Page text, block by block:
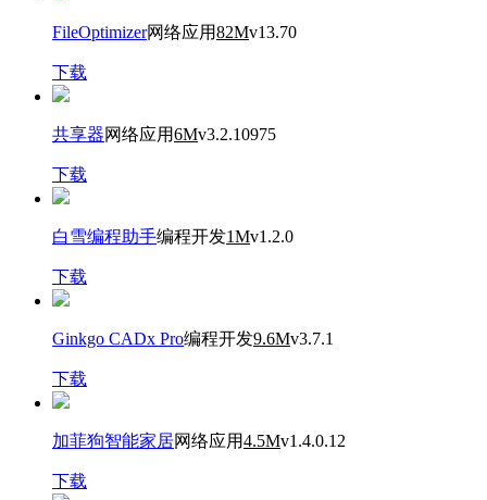
FileOptimizer网络应用82Mv13.70
下载
共享器网络应用6Mv3.2.10975
下载
白雪编程助手编程开发1Mv1.2.0
下载
Ginkgo CADx Pro编程开发9.6Mv3.7.1
下载
加菲狗智能家居网络应用4.5Mv1.4.0.12
下载